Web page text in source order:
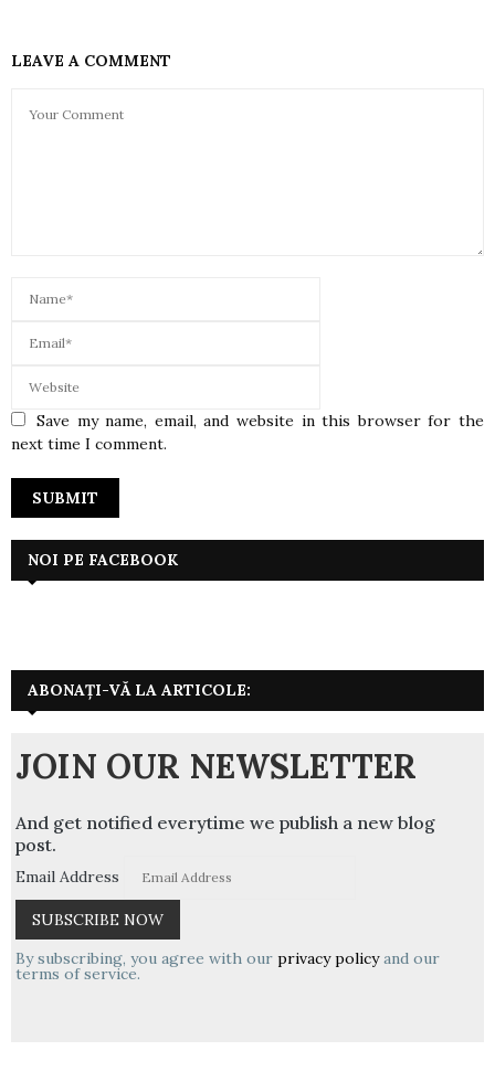
LEAVE A COMMENT
Save my name, email, and website in this browser for the
next time I comment.
NOI PE FACEBOOK
ABONAȚI-VĂ LA ARTICOLE:
JOIN OUR NEWSLETTER
And get notified everytime we publish a new blog
post.
Email Address
By subscribing, you agree with our privacy policyand our
terms of service.